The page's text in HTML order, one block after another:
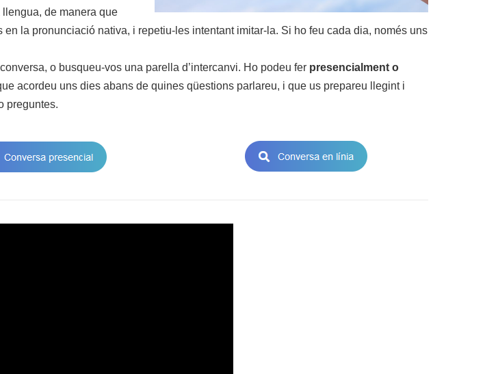
de manera que
la pronunciació nativa, i repetiu-les intentant imitar-la. Si ho feu cada dia, només uns
o busqueu-vos una parella d’intercanvi. Ho podeu fer presencialment o
acordeu uns dies abans de quines qüestions parlareu, i que us prepareu llegint i
preguntes.